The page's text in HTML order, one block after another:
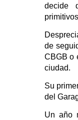
decide
de
CBGB o
ciudad.
Su
del
Un año